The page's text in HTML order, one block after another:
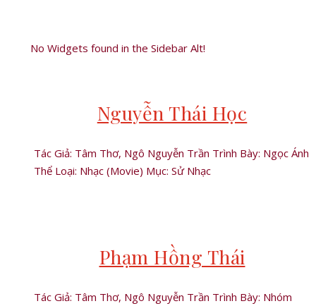
No Widgets found in the Sidebar Alt!
Nguyễn Thái Học
Tác Giả: Tâm Thơ, Ngô Nguyễn Trần Trình Bày: Ngọc Ánh
Thể Loại: Nhạc (Movie) Mục: Sử Nhạc
Phạm Hồng Thái
Tác Giả: Tâm Thơ, Ngô Nguyễn Trần Trình Bày: Nhóm